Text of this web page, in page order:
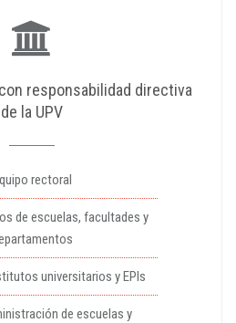
responsabilidad directiva
de la UPV
rectoral
de escuelas, facultades y
universitarios y EPIs
de escuelas y